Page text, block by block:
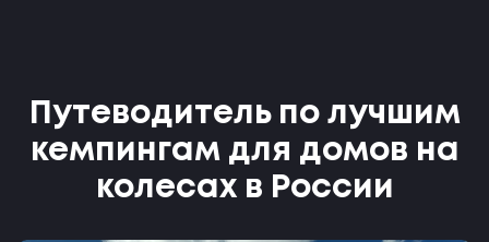
Путеводитель по лучшим
кемпингам для домов на
колесах в России